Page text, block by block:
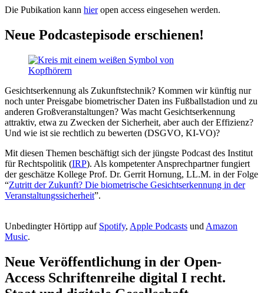
Die Pubikation kann hieropen access eingesehen werden.
Neue Podcastepisode erschienen!
Gesichtserkennung als Zukunftstechnik? Kommen wir künftig nur
noch unter Preisgabe biometrischer Daten ins Fußballstadion und zu
anderen Großveranstaltungen? Was macht Gesichtserkennung
attraktiv, etwa zu Zwecken der Sicherheit, aber auch der Effizienz?
Und wie ist sie rechtlich zu bewerten (DSGVO, KI-VO)?
Mit diesen Themen beschäftigt sich der jüngste Podcast des Institut
für Rechtspolitik (IRP). Als kompetenter Ansprechpartner fungiert
der geschätze Kollege Prof. Dr. Gerrit Hornung, LL.M. in der Folge
“Zutritt der Zukunft? Die biometrische Gesichtserkennung in der
Veranstaltungssicherheit”.
Unbedingter Hörtipp auf Spotify, Apple Podcasts und Amazon
Music.
Neue Veröffentlichung in der Open-
Access Schriftenreihe digital I recht.